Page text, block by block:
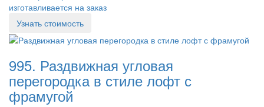
изготавливается на заказ
Узнать стоимость
995. Раздвижная угловая
перегородка в стиле лофт с
фрамугой